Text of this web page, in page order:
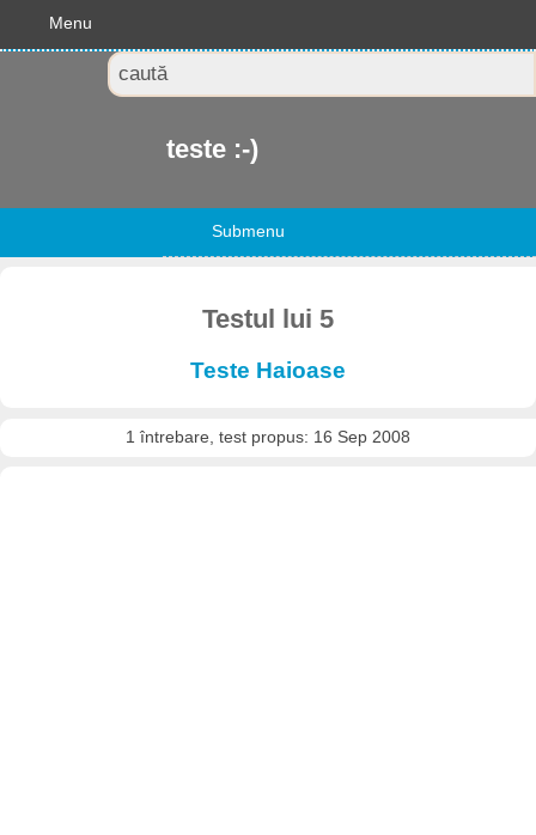
Menu
teste :-)
Submenu
Testul lui 5
Teste Haioase
1 întrebare, test propus: 16 Sep 2008